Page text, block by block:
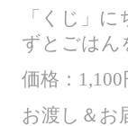
「くじ」
ずとごはん
価格：
お渡し＆お